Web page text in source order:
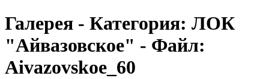
Галерея - Категория: ЛОК
"Айвазовское" - Файл:
Aivazovskoe_60